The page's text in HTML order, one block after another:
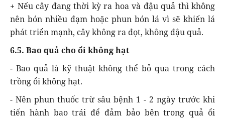
+ Nếu cây đang thời kỳ ra hoa và đậu quả thì không
nên bón nhiều đạm hoặc phun bón lá vì sẽ khiến lá
phát triển mạnh, cây không ra đọt, không đậu quả.
6.5. Bao quả cho ổi không hạt
- Bao quả là kỹ thuật không thể bỏ qua trong cách
trồng ổi không hạt.
- Nên phun thuốc trừ sâu bệnh 1 - 2 ngày trước khi
tiến hành bao trái để đảm bảo bên trong quả ổi